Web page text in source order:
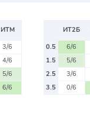
ИТМ
3/6
4/6
5/6
6/6
ИТ2Б
0.5
6/6
1.5
5/6
2.5
3/6
3.5
0/6